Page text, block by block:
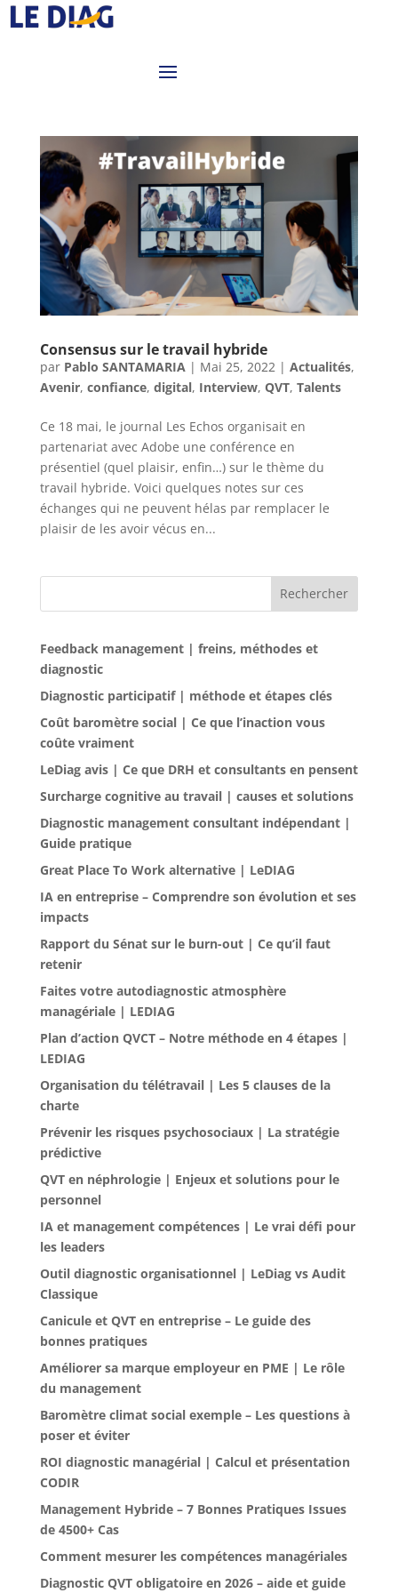
Consensus sur le travail hybride
par Pablo SANTAMARIA | Mai 25, 2022 | Actualités,
Avenir, confiance, digital, Interview, QVT, Talents
Ce 18 mai, le journal Les Echos organisait en
partenariat avec Adobe une conférence en
présentiel (quel plaisir, enfin…) sur le thème du
travail hybride. Voici quelques notes sur ces
échanges qui ne peuvent hélas par remplacer le
plaisir de les avoir vécus en...
Rechercher
Feedback management | freins, méthodes et
diagnostic
Diagnostic participatif | méthode et étapes clés
Coût baromètre social | Ce que l’inaction vous
coûte vraiment
LeDiag avis | Ce que DRH et consultants en pensent
Surcharge cognitive au travail | causes et solutions
Diagnostic management consultant indépendant |
Guide pratique
Great Place To Work alternative | LeDIAG
IA en entreprise – Comprendre son évolution et ses
impacts
Rapport du Sénat sur le burn-out | Ce qu’il faut
retenir
Faites votre autodiagnostic atmosphère
managériale | LEDIAG
Plan d’action QVCT – Notre méthode en 4 étapes |
LEDIAG
Organisation du télétravail | Les 5 clauses de la
charte
Prévenir les risques psychosociaux | La stratégie
prédictive
QVT en néphrologie | Enjeux et solutions pour le
personnel
IA et management compétences | Le vrai défi pour
les leaders
Outil diagnostic organisationnel | LeDiag vs Audit
Classique
Canicule et QVT en entreprise – Le guide des
bonnes pratiques
Améliorer sa marque employeur en PME | Le rôle
du management
Baromètre climat social exemple – Les questions à
poser et éviter
ROI diagnostic managérial | Calcul et présentation
CODIR
Management Hybride – 7 Bonnes Pratiques Issues
de 4500+ Cas
Comment mesurer les compétences managériales
Diagnostic QVT obligatoire en 2026 – aide et guide